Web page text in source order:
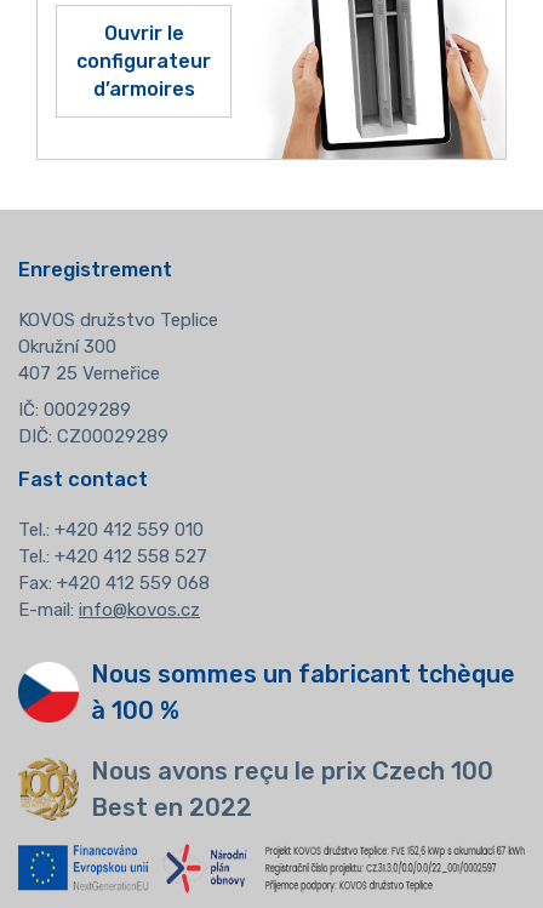
Ouvrir le
configurateur
d’armoires
Enregistrement
KOVOS družstvo Teplice
Okružní 300
407 25 Verneřice
IČ: 00029289
DIČ: CZ00029289
Fast contact
Tel.: +420 412 559 010
Tel.: +420 412 558 527
Fax: +420 412 559 068
E-mail: info@kovos.cz
Nous sommes un fabricant tchèque
à 100 %
Nous avons reçu le prix Czech 100
Best en 2022